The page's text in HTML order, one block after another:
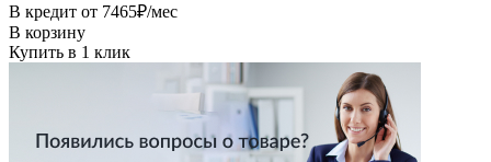
В кредит от 7465₽/мес
В корзину
Купить в 1 клик